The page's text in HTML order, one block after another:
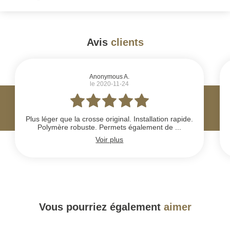
Avis clients
Anonymous A.
le 2020-11-24
Plus léger que la crosse original. Installation rapide.
Polymère robuste. Permets également de ...
Voir plus
Vous pourriez également aimer